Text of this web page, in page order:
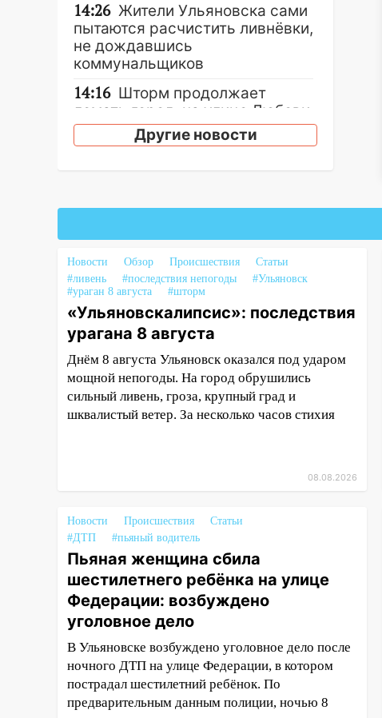
14:26 Жители Ульяновска сами
пытаются расчистить ливнёвки,
не дождавшись
коммунальщиков
14:16 Шторм продолжает
ломать город: на улице Любови
Шевцовой рухнул светофор
ульяновцам на упавшее дерево
или затопленную улицу после
непогоды
13:59 В Новом городе
ураганным ветром сорвало
опалубку со строящегося дома
13:54 В мэрии Ульяновска
рассказали, как устраняют
последствия мощного шторма
13:47
На Нижней Террасе
мощным ветром вырвало
дерево с корнем
13:46 Сильный ветер сорвал
крышу с СТО на проспекте
Созидателей
13:35 Непогода продолжает
бить по транспорту: в
Ульяновске трамвай сошёл с
рельсов
Другие новости
Новости Обзор Происшествия
Статьи
#ливень
#последствия непогоды
#Ульяновск
#ураган 8 августа
#шторм
«Ульяновскалипсис»: последствия
урагана 8 августа
Днём 8 августа Ульяновск оказался под ударом
мощной непогоды. На город обрушились
сильный ливень, гроза, крупный град и
шквалистый ветер. За несколько часов стихия
08.08.2026
Новости Происшествия
Статьи
#ДТП
#пьяный водитель
Пьяная женщина сбила
шестилетнего ребёнка на улице
Федерации: возбуждено
уголовное дело
В Ульяновске возбуждено уголовное дело после
ночного ДТП на улице Федерации, в котором
пострадал шестилетний ребёнок. По
предварительным данным полиции, ночью 8